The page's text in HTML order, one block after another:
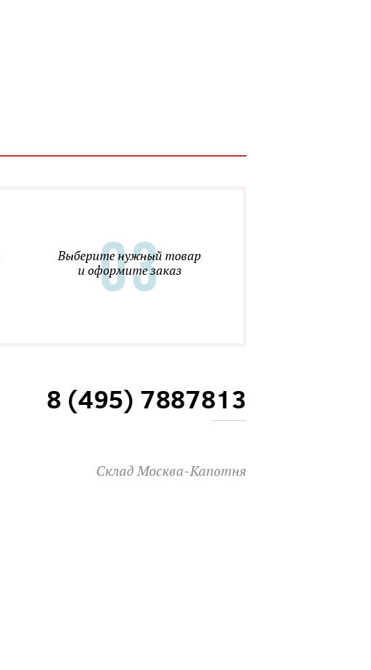
Выберите нужный товар
и оформите заказ
8 (495) 7887813
Склад Москва-Капотня